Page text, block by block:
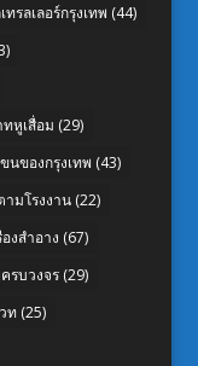
ทรลเลอร์กรุงเทพ (44)
หูเสื่อม (29)
นของกรุงเทพ (43)
มโรงงาน(22)
งสำอาง (67)
รบวงจร(29)
ท (25)